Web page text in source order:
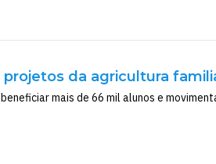
da agricultura
mais de 66 mil alunos e